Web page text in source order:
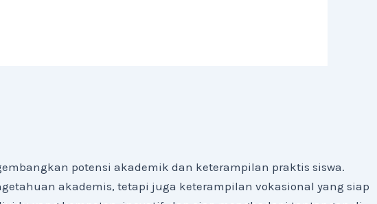
potensi akademik dan keterampilan praktis siswa.
akademis, tetapi juga keterampilan vokasional yang siap